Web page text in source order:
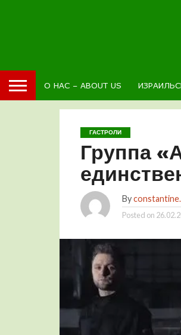
О НАС – ABOUT US
ГАСТРОЛИ
Группа
By
Posted on